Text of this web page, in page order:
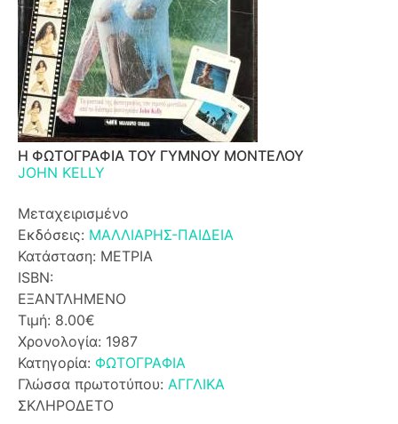
Η ΦΩΤΟΓΡΑΦΙΑ ΤΟΥ ΓΥΜΝΟΥ ΜΟΝΤΕΛΟΥ
JOHN KELLY
Μεταχειρισμένο
Εκδόσεις: ΜΑΛΛΙΑΡΗΣ-ΠΑΙΔΕΙΑ
Κατάσταση: ΜΕΤΡΙΑ
ISBN:
ΕΞΑΝΤΛΗΜΕΝΟ
Τιμή: 8.00€
Χρονολογία: 1987
Κατηγορία: ΦΩΤΟΓΡΑΦΙΑ
Γλώσσα πρωτοτύπου: ΑΓΓΛΙΚΑ
ΣΚΛΗΡΟΔΕΤΟ